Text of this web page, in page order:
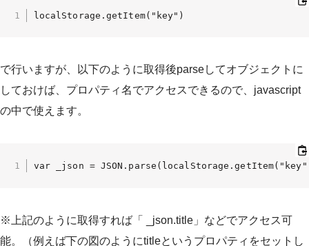
localStorage.getItem("key")
で行いますが、以下のように取得後parseしてオブジェクトに
しておけば、プロパティ名でアクセスできるので、javascript
の中で使えます。
var _json =
※上記のように取得すれば「 _json.title」などでアクセス可
能。（例えば下の図のようにtitleというプロパティをセットし